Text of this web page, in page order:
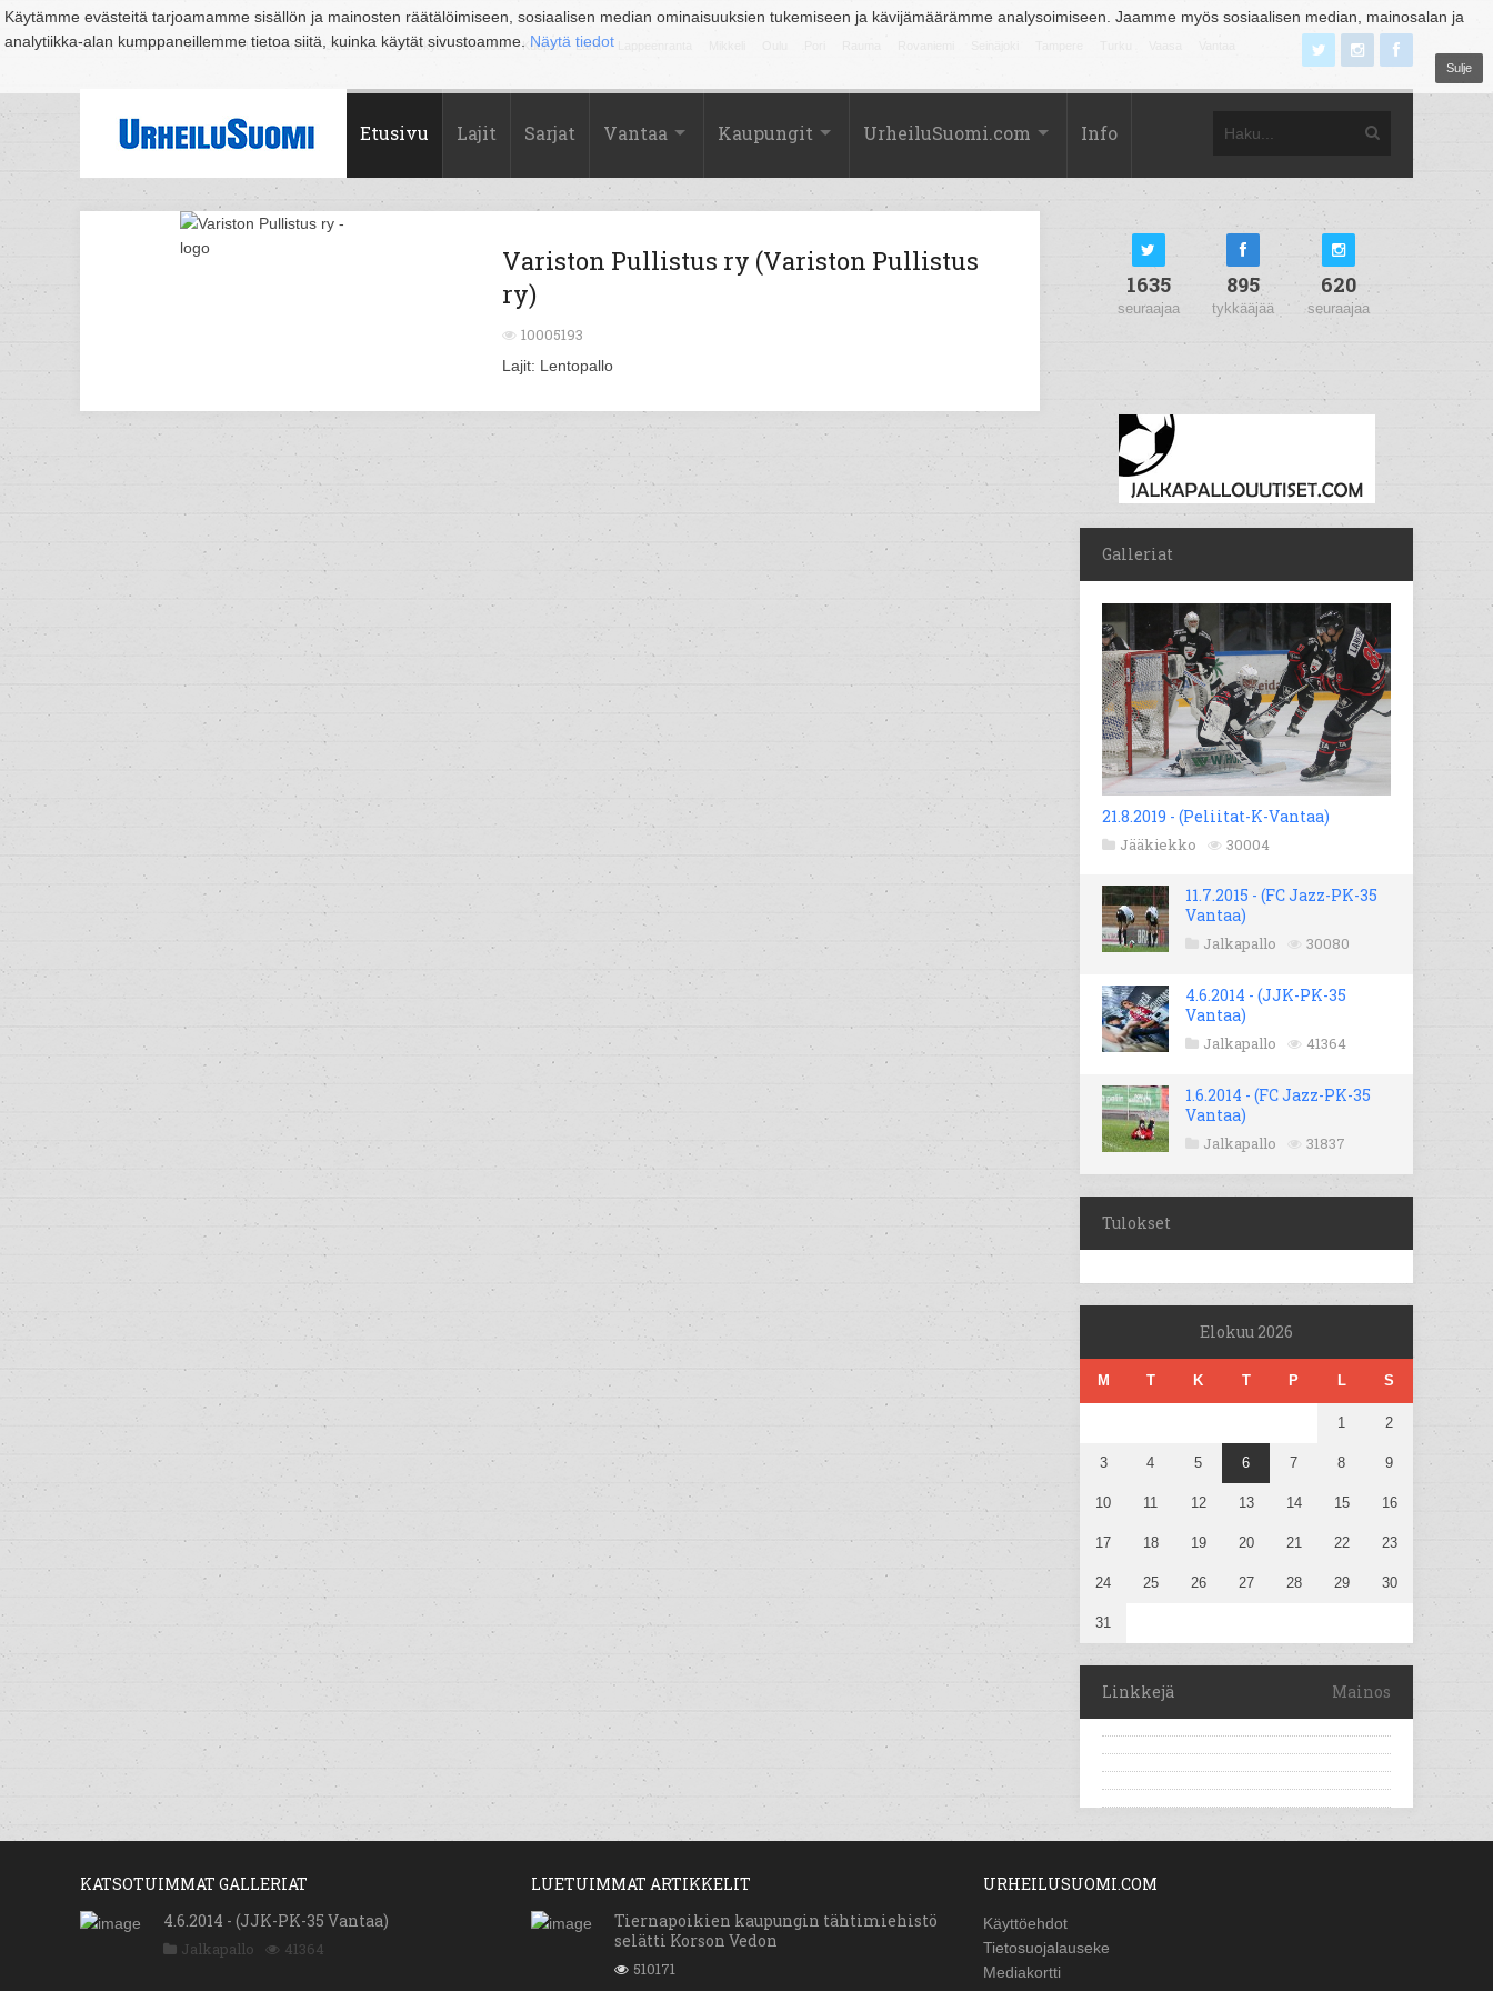
Käytämme evästeitä tarjoamamme sisällön ja mainosten räätälöimiseen, sosiaalisen median ominaisuuksien tukemiseen ja kävijämäärämme analysoimiseen. Jaamme myös sosiaalisen median, mainosalan ja
analytiikka-alan kumppaneillemme tietoa siitä, kuinka käytät sivustoamme. Näytä tiedot
Sulje
Suomi Espoo Helsinki Hämeenlinna Joensuu Jyväskylä Kouvola Kuopio Lahti
Etusivu Lajit Sarjat Vantaa Kaupungit UrheiluSuomi.com Info
Variston Pullistus ry (Variston Pullistus
ry)
10005193
Lajit: Lentopallo
1635
seuraajaa
895
tykkääjää
620
seuraajaa
Galleriat
21.8.2019 - (Peliitat-K-Vantaa)
Jääkiekko 30004
11.7.2015 - (FC Jazz-PK-35
Vantaa)
Jalkapallo 30080
4.6.2014 - (JJK-PK-35
Vantaa)
Jalkapallo 41364
1.6.2014 - (FC Jazz-PK-35
Vantaa)
Jalkapallo 31837
Tulokset
Elokuu 2026
M T K T P L S
1 2
3 4 5 6 7 8 9
10 11 12 13 14 15 16
17 18 19 20 21 22 23
24 25 26 27 28 29 30
31
Linkkejä Mainos
KATSOTUIMMAT GALLERIAT
4.6.2014 - (JJK-PK-35 Vantaa)
Jalkapallo 41364
LUETUIMMAT ARTIKKELIT
Tiernapoikien kaupungin tähtimiehistö
selätti Korson Vedon
510171
URHEILUSUOMI.COM
Käyttöehdot
Tietosuojalauseke
Mediakortti